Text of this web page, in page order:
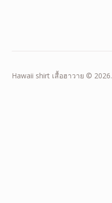
Hawaii shirt เสื้อฮาวาย ©